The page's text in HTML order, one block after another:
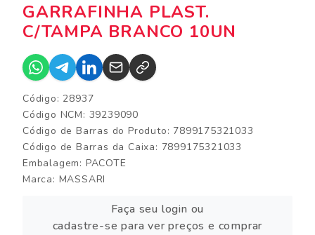
GARRAFINHA PLAST.
C/TAMPA BRANCO 10UN
Código: 28937
Código NCM: 39239090
Código de Barras do Produto: 7899175321033
Código de Barras da Caixa: 7899175321033
Embalagem: PACOTE
Marca: MASSARI
Faça seu login ou
cadastre-se para ver preços e comprar